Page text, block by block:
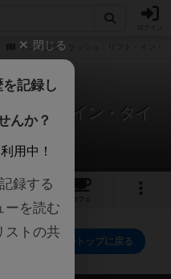
キングダム・ラッシュ：リフト・イン・
リフト・イン・タイ
イ日記
1
カフェ
イン・タイムのトップに戻る
閉じる
記録し
んか？
用中！
録する
ーを読む
ストの共